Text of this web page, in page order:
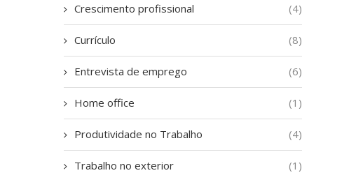
Crescimento profissional (4)
Currículo (8)
Entrevista de emprego (6)
Home office (1)
Produtividade no Trabalho (4)
Trabalho no exterior (1)